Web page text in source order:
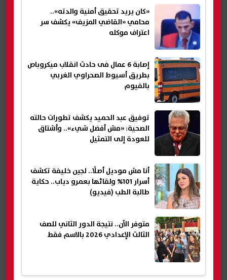
«كان يريد تحقيق أمنية والدته»..
محامي «القاضي المزيف» يكشف سر
اعتراف موكله
إصابة 6 عمال فى حادث انقلاب ميكروباص
بطريق أسيوط الصحراوي الغربي
بالفيوم
توفيق عبد الحميد يكشف تطورات حالته
الصحية: «مش أفضل شيء».. وأشتاق
للعودة إلى التمثيل
أنا مش موديل أصلًا.. لجين خليفة تكشف
أسرار 101% ولقائها بعمرو دياب.. حكاية
طالبة الطب (فيديو)
متوفر الآن.. نتيجة الدور الثاني للصف
الثالث الإعدادي 2026 بالاسم فقط